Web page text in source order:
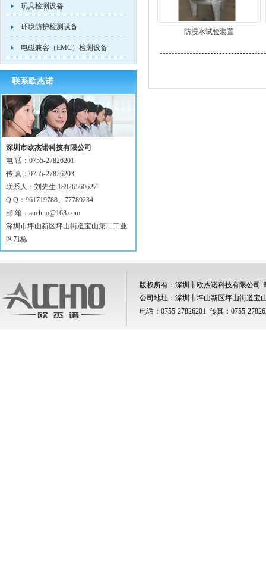
玩具检测设备
环境防护检测设备
电磁兼容（EMC）检测设备
联系欧杰诺
深圳市欧杰诺科技有限公司
电 话：0755-27826201
传 真：0755-27826203
联系人：刘先生 18926560627
Q Q：961719788、77789234
邮 箱： auchno@163.com
深圳市坪山新区坪山街道宝山第二工业
区71栋
防浸水试验装置
版权所有：深圳市欧杰诺科技有限公司
公司地址：深圳市坪山新区坪山街道宝
电话：0755-27826201 传真：0755-